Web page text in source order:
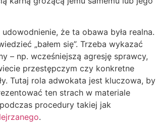
że ta obawa była realna.
„bałem się”. Trzeba wykazać
– np. wcześniejszą agresję sprawcy,
przestępczym czy konkretne
Tutaj rola adwokata jest kluczowa, by
ten strach w materiale
procedury takiej jak
.